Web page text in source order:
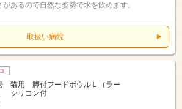
があるので自然な姿勢で水を飲めます。
取扱い病院
猫用 脚付フードボウルＬ（ラー
シリコン付